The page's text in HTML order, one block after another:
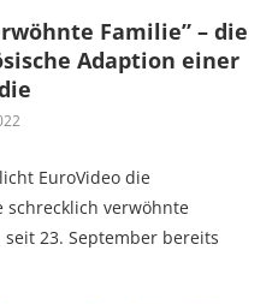
Familie” – die
Adaption einer
EuroVideo die
schrecklich verwöhnte
seit 23. September bereits